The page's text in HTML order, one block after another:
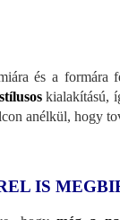
és a formára
kialakítású,
anélkül, hogy
IS